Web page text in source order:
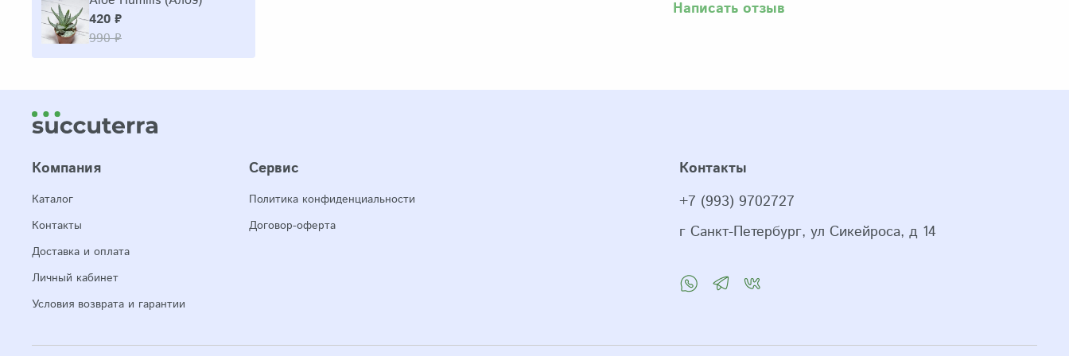
Написать отзыв
420 ₽
990 ₽
Компания
Каталог
Контакты
Доставка и оплата
Личный кабинет
Условия возврата и гарантии
Сервис
Политика конфиденциальности
Договор-оферта
Контакты
+7 (993) 9702727
г Санкт-Петербург, ул Сикейроса, д 14